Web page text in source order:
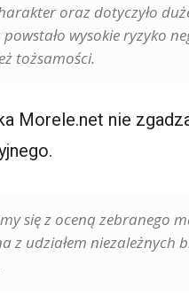
oraz dotyczyło
wysokie ryzyko
tożsamości.
Morele.net nie
się z oceną zebranego
z udziałem niezależnych